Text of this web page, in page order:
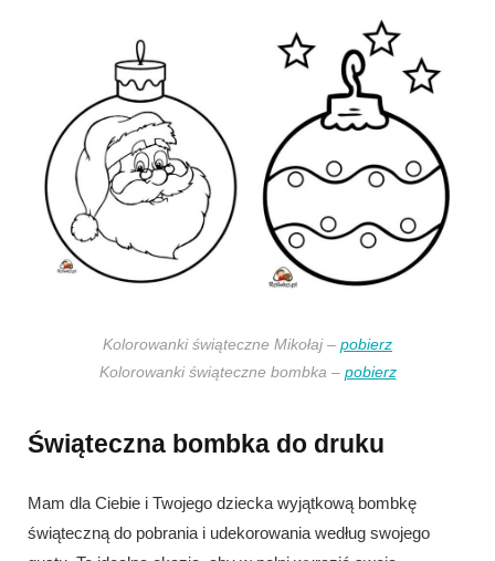
Kolorowanki świąteczne Mikołaj – pobierz
Kolorowanki świąteczne bombka – pobierz
Świąteczna bombka do druku
Mam dla Ciebie i Twojego dziecka wyjątkową bombkę
świąteczną do pobrania i udekorowania według swojego